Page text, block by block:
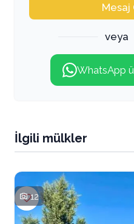
Mesaj
veya
WhatsApp
İlgili mülkler
12